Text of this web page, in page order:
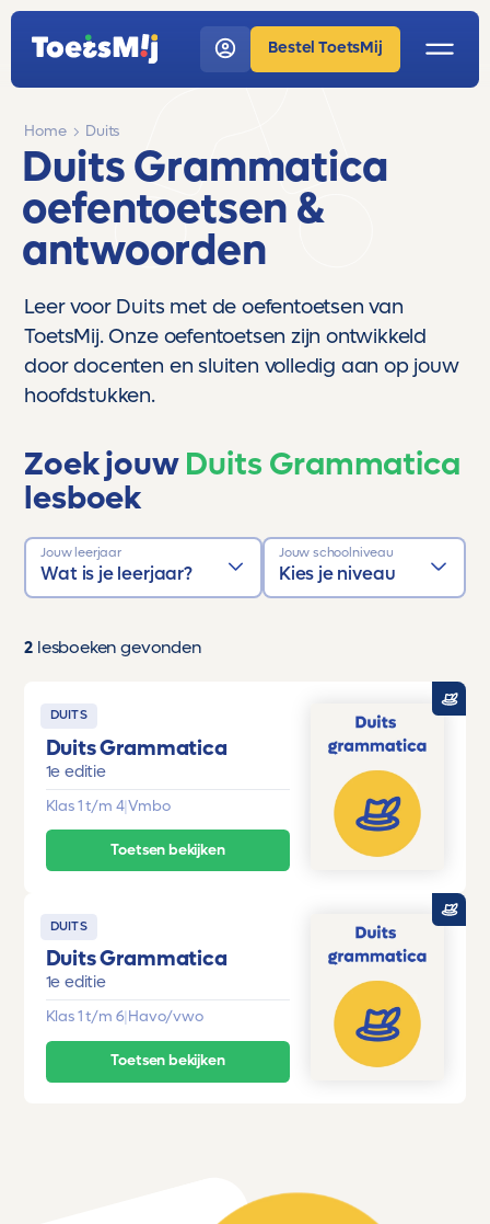
Bestel ToetsMij
Home Duits
Duits Grammatica
oefentoetsen &
antwoorden
Leer voor Duits met de oefentoetsen van
ToetsMij. Onze oefentoetsen zijn ontwikkeld
door docenten en sluiten volledig aan op jouw
hoofdstukken.
Zoek jouwDuits Grammatica
lesboek
Jouw leerjaar
Wat is je leerjaar?
Jouw schoolniveau
Kies je niveau
2 lesboeken gevonden
DUITS
Duits Grammatica
1e editie
Klas 1 t/m 4|Vmbo
Toetsen bekijken
DUITS
Duits Grammatica
1e editie
Klas 1 t/m 6|Havo/vwo
Toetsen bekijken